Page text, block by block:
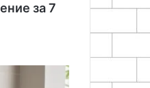
за 7